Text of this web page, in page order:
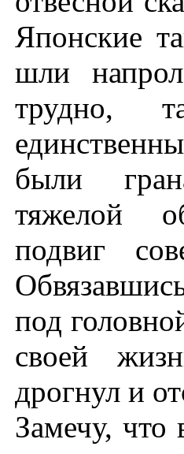
Японские
шли
трудно,
были
тяжелой
подвиг
под
своей
дрогнул и
Замечу, что